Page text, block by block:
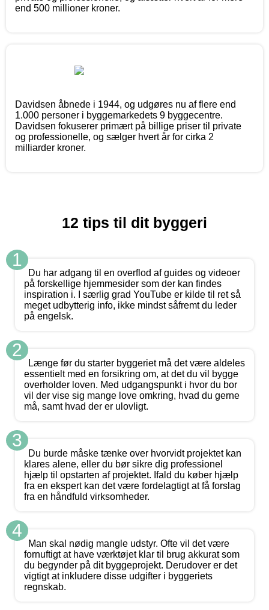
end 500 millioner kroner.
Davidsen åbnede i 1944, og udgøres nu af flere end
1.000 personer i byggemarkedets 9 byggecentre.
Davidsen fokuserer primært på billige priser til private
og professionelle, og sælger hvert år for cirka 2
milliarder kroner.
12 tips til dit byggeri
1
Du har adgang til en overflod af guides og videoer
på forskellige hjemmesider som der kan findes
inspiration i. I særlig grad YouTube er kilde til ret så
meget udbytterig info, ikke mindst såfremt du leder
på engelsk.
2
Længe før du starter byggeriet må det være aldeles
essentielt med en forsikring om, at det du vil bygge
overholder loven. Med udgangspunkt i hvor du bor
vil der vise sig mange love omkring, hvad du gerne
må, samt hvad der er ulovligt.
3
Du burde måske tænke over hvorvidt projektet kan
klares alene, eller du bør sikre dig professionel
hjælp til opstarten af projektet. Ifald du køber hjælp
fra en ekspert kan det være fordelagtigt at få forslag
fra en håndfuld virksomheder.
4
Man skal nødig mangle udstyr. Ofte vil det være
fornuftigt at have værktøjet klar til brug akkurat som
du begynder på dit byggeprojekt. Derudover er det
vigtigt at inkludere disse udgifter i byggeriets
regnskab.